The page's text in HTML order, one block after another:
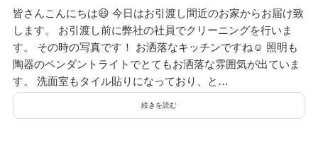
皆さんこんにちは😃 今日はお引渡し間近のお家からお届け致
します。 お引渡し前に弊社の社員でクリーニングを行いま
す。 その時の写真です！ お洒落なキッチンですね☺️ 照明も
陶器のペンダントライトでとてもお洒落な雰囲気が出ていま
す。 洗面室もタイル貼りになっており、と…
続きを読む
設計グループ
施工グループ